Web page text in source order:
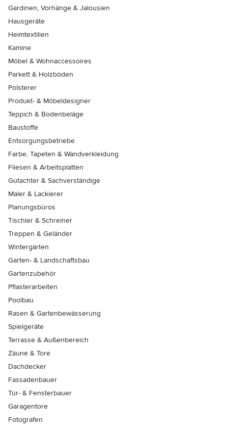
Gardinen, Vorhänge & Jalousien
Hausgeräte
Heimtextilien
Kamine
Möbel & Wohnaccessoires
Parkett & Holzböden
Polsterer
Produkt- & Möbeldesigner
Teppich & Bodenbeläge
Baustoffe
Entsorgungsbetriebe
Farbe, Tapeten & Wandverkleidung
Fliesen & Arbeitsplatten
Gutachter & Sachverständige
Maler & Lackierer
Planungsbüros
Tischler & Schreiner
Treppen & Geländer
Wintergärten
Garten- & Landschaftsbau
Gartenzubehör
Pflasterarbeiten
Poolbau
Rasen & Gartenbewässerung
Spielgeräte
Terrasse & Außenbereich
Zäune & Tore
Dachdecker
Fassadenbauer
Tür- & Fensterbauer
Garagentore
Fotografen